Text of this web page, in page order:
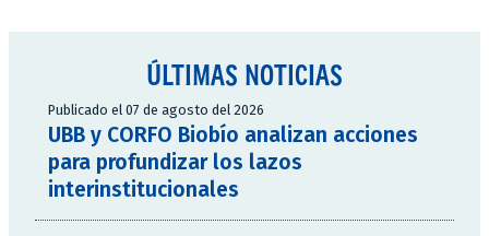
ÚLTIMAS NOTICIAS
Publicado el 07 de agosto del 2026
UBB y CORFO Biobío analizan acciones
para profundizar los lazos
interinstitucionales